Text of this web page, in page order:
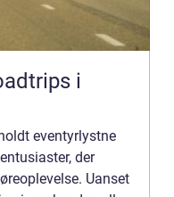
i
eventyrlystne
der
Uanset